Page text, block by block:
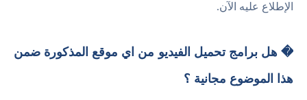
الإطلاع عليه الآن.
� هل برامج تحميل الفيديو من اي موقع المذكورة ضمن
هذا الموضوع مجانية ؟